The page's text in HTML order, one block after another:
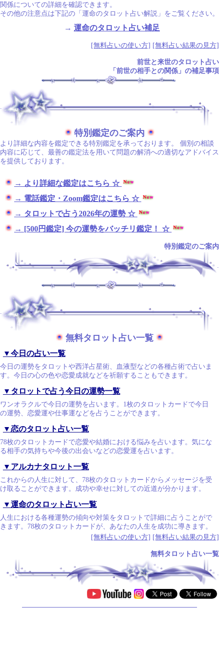
関係についての詳細を確認できます。
その他の注意点は下記の「運命のタロット占い解説」をご覧ください。
→ 運命のタロット占い補足
[無料占いの使い方] [無料占い結果の見方]
前世と来世のタロット占い
「前世の相手との関係」の補足事項
特別鑑定のご案内
より詳細な内容を鑑定できる特別鑑定を承っております。 個別の相談
内容に応じて、最善の鑑定法を用いて問題の解消への適切なアドバイス
を提供しております。
→ より詳細な鑑定はこちら ☆
→ 電話鑑定・Zoom鑑定はこちら ☆
→ タロットで占う2026年の運勢 ☆
→ [500円鑑定] 今の運勢をバッチリ鑑定！ ☆
特別鑑定のご案内
無料タロット占い一覧
▼今日の占い一覧
今日の運勢をタロットや西洋占星術、血液型などの各種占術で占いま
す。今日の心の色や恋愛成就などを祈願することもできます。
▼タロットで占う今日の運勢一覧
ワンオラクルで今日の運勢を占います。1枚のタロットカードで今日
の運勢、恋愛運や仕事運などを占うことができます。
▼恋のタロット占い一覧
78枚のタロットカードで恋愛や結婚における悩みを占います。気にな
る相手の気持ちや今後の出会いなどの恋愛運を占います。
▼アルカナタロット一覧
これからの人生に対して、78枚のタロットカードからメッセージを受
け取ることができます。成功や幸せに対しての近道が分かります。
▼運命のタロット占い一覧
人生における各種運勢の傾向や対策をタロットで詳細に占うことがで
きます。78枚のタロットカードが、あなたの人生を成功に導きます。
[無料占いの使い方] [無料占い結果の見方]
無料タロット占い一覧